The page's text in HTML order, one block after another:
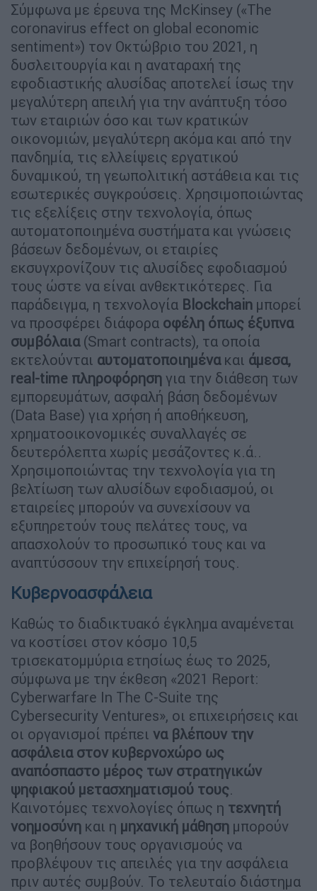
Σύμφωνα με έρευνα της McKinsey («The
coronavirus effect on global economic
sentiment») τον Οκτώβριο του 2021, η
δυσλειτουργία και η αναταραχή της
εφοδιαστικής αλυσίδας αποτελεί ίσως την
μεγαλύτερη απειλή για την ανάπτυξη τόσο
των εταιριών όσο και των κρατικών
οικονομιών, μεγαλύτερη ακόμα και από την
πανδημία, τις ελλείψεις εργατικού
δυναμικού, τη γεωπολιτική αστάθεια και τις
εσωτερικές συγκρούσεις. Χρησιμοποιώντας
τις εξελίξεις στην τεχνολογία, όπως
αυτοματοποιημένα συστήματα και γνώσεις
βάσεων δεδομένων, οι εταιρίες
εκσυγχρονίζουν τις αλυσίδες εφοδιασμού
τους ώστε να είναι ανθεκτικότερες. Για
παράδειγμα, η τεχνολογία Blockchain μπορεί
να προσφέρει διάφορα οφέλη όπως έξυπνα
συμβόλαια(Smart contracts), τα οποία
εκτελούνται αυτοματοποιημένακαι άμεσα,
real-time πληροφόρηση για την διάθεση των
εμπορευμάτων, ασφαλή βάση δεδομένων
(Data Base) για χρήση ή αποθήκευση,
χρηματοοικονομικές συναλλαγές σε
δευτερόλεπτα χωρίς μεσάζοντες κ.ά..
Χρησιμοποιώντας την τεχνολογία για τη
βελτίωση των αλυσίδων εφοδιασμού, οι
εταιρείες μπορούν να συνεχίσουν να
εξυπηρετούν τους πελάτες τους, να
απασχολούν το προσωπικό τους και να
αναπτύσσουν την επιχείρησή τους.
Κυβερνοασφάλεια
Καθώς το διαδικτυακό έγκλημα αναμένεται
να κοστίσει στον κόσμο 10,5
τρισεκατομμύρια ετησίως έως το 2025,
σύμφωνα με την έκθεση «2021 Report:
Cyberwarfare In The C-Suite της
Cybersecurity Ventures», οι επιχειρήσεις και
οι οργανισμοί πρέπει να βλέπουν την
ασφάλεια στον κυβερνοχώρο ως
αναπόσπαστο μέρος των στρατηγικών
ψηφιακού μετασχηματισμού τους.
Καινοτόμες τεχνολογίες όπως η τεχνητή
νοημοσύνη και η μηχανική μάθηση μπορούν
να βοηθήσουν τους οργανισμούς να
προβλέψουν τις απειλές για την ασφάλεια
πριν αυτές συμβούν. Το τελευταίο διάστημα